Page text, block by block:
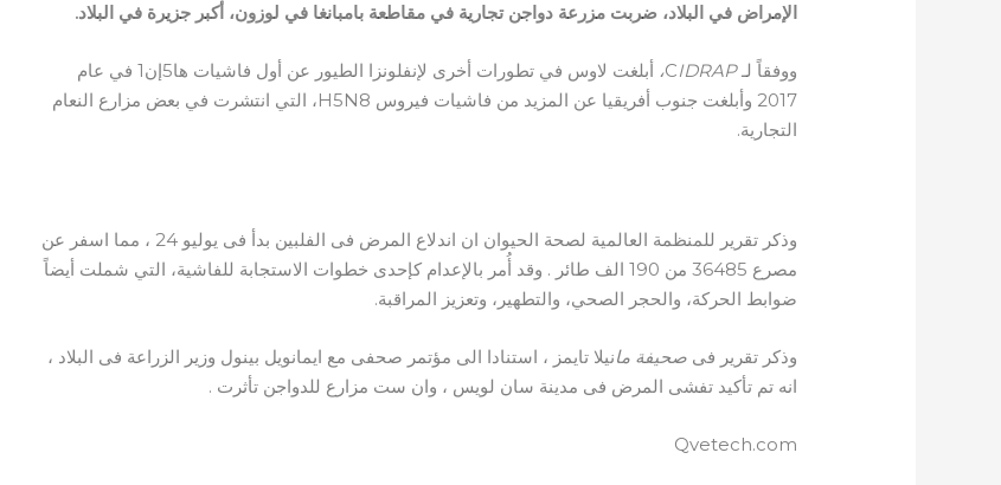
الإمراض في البلاد، ضربت مزرعة دواجن تجارية في مقاطعة بامبانغا في لوزون، أكبر جزيرة في البلاد.
ووفقاً لـ CIDRAP،
أبلغت لاوس في تطورات أخرى لإنفلونزا الطيور عن أول فاشيات ها5إن1 في عام
2017 وأبلغت جنوب أفريقيا عن المزيد من فاشيات فيروس H5N8، التي انتشرت في بعض مزارع النعام
التجارية.
وذكر تقرير للمنظمة العالمية لصحة الحيوان ان اندلاع المرض فى الفلبين بدأ فى يوليو 24 ، مما اسفر عن
مصرع 36485 من 190 الف طائر . وقد أُمر بالإعدام كإحدى خطوات الاستجابة للفاشية، التي شملت أيضاً
ضوابط الحركة، والحجر الصحي، والتطهير، وتعزيز المراقبة.
وذكر تقرير فى صحيفة مانيلا تايمز ، استنادا الى مؤتمر صحفى مع ايمانويل بينول وزير الزراعة فى البلاد ،
انه تم تأكيد تفشى المرض فى مدينة سان لويس ، وان ست مزارع للدواجن تأثرت .
Qvetech.com